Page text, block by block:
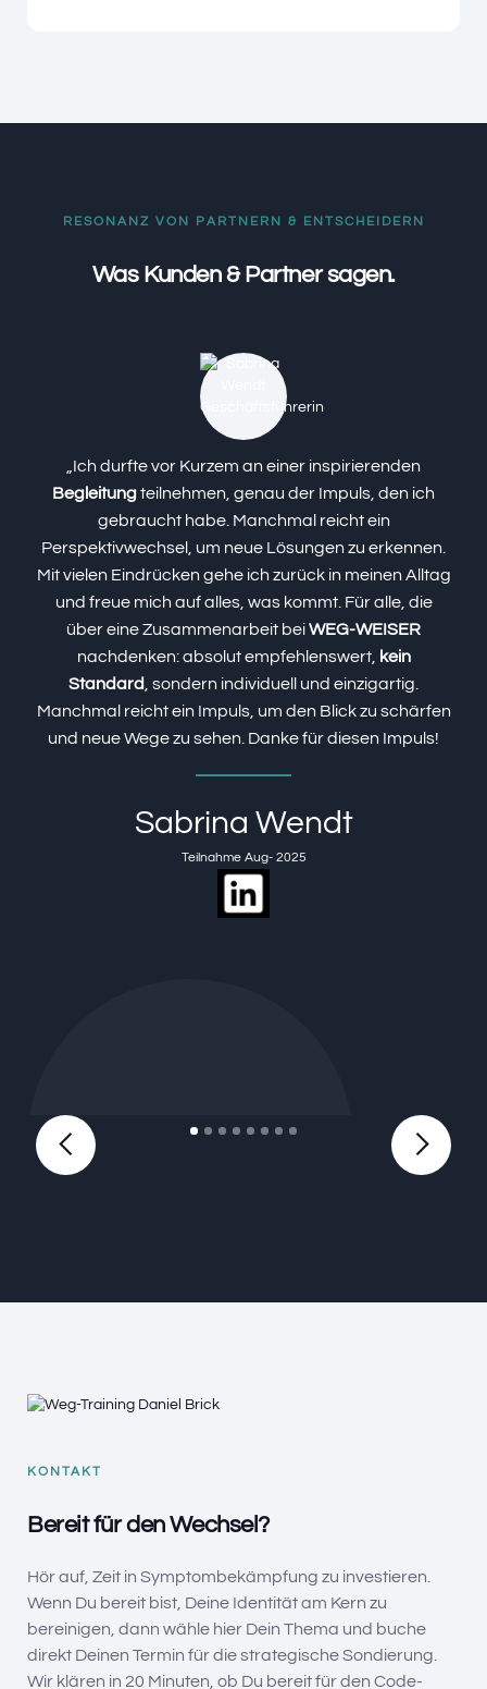
RESONANZ VON PARTNERN & ENTSCHEIDERN
Was Kunden & Partner sagen.
„Ich durfte vor Kurzem an einer inspirierenden
Begleitungteilnehmen, genau der Impuls, den ich
gebraucht habe. Manchmal reicht ein
Perspektivwechsel, um neue Lösungen zu erkennen.
Mit vielen Eindrücken gehe ich zurück in meinen Alltag
und freue mich auf alles, was kommt. Für alle, die
über eine Zusammenarbeit beiWEG-WEISER
nachdenken: absolut empfehlenswert, kein
Standard , sondern individuell und einzigartig.
Manchmal reicht ein Impuls, um den Blick zu schärfen
und neue Wege zu sehen. Danke für diesen Impuls!
Sabrina Wendt
Teilnahme Aug- 2025
KONTAKT
Bereit für den Wechsel?
Hör auf, Zeit in Symptombekämpfung zu investieren.
Wenn Du bereit bist, Deine Identität am Kern zu
bereinigen, dann wähle hier Dein Thema und buche
direkt Deinen Termin für die strategische Sondierung.
Wir klären in 20 Minuten, ob Du bereit für den Code-